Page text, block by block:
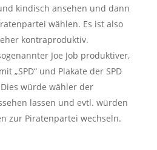
kindisch ansehen und dann
wählen. Es ist also
kontraproduktiv.
Joe Job produktiver,
„SPD“ und Plakate der SPD
würde wähler der
lassen und evtl. würden
zur Piratenpartei wechseln.